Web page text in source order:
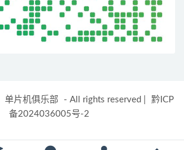
单片机俱乐部 - All rights reserved
黔ICP
备2024036005号-2